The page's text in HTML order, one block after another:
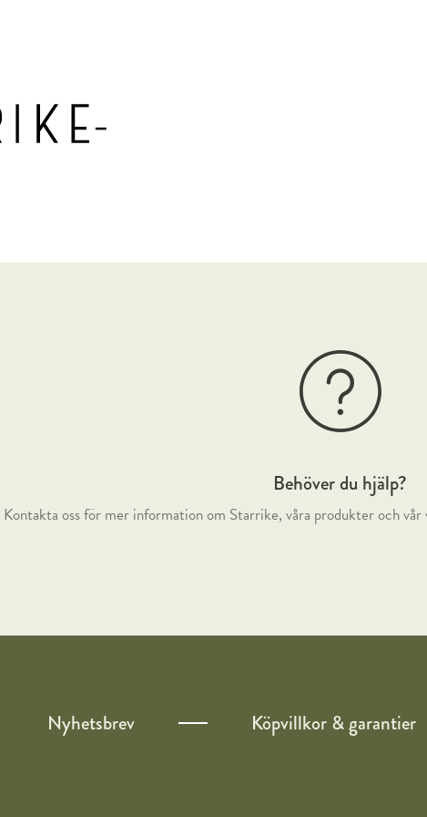
Behöver du hjälp?
Kontakta oss för mer information om Starrike, våra produkter och
Nyhetsbrev Köpvillkor & garantier